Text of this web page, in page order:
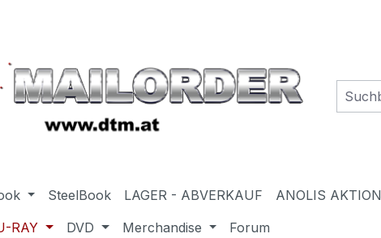
SteelBook LAGER - ABVERKAUF ANOLIS AKTION
RAY DVD Merchandise Forum